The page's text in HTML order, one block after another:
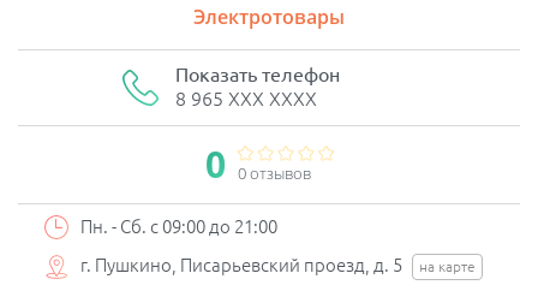
Электротовары
Показать телефон
8 965 XXX XXXX
0 0 отзывов
Пн. - Сб. с 09:00 до 21:00
г. Пушкино, Писарьевский проезд, д. 5
на карте